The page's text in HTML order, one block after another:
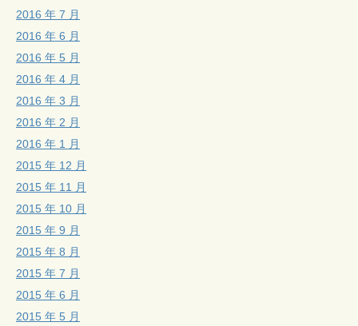
2016 年 7 月
2016 年 6 月
2016 年 5 月
2016 年 4 月
2016 年 3 月
2016 年 2 月
2016 年 1 月
2015 年 12 月
2015 年 11 月
2015 年 10 月
2015 年 9 月
2015 年 8 月
2015 年 7 月
2015 年 6 月
2015 年 5 月